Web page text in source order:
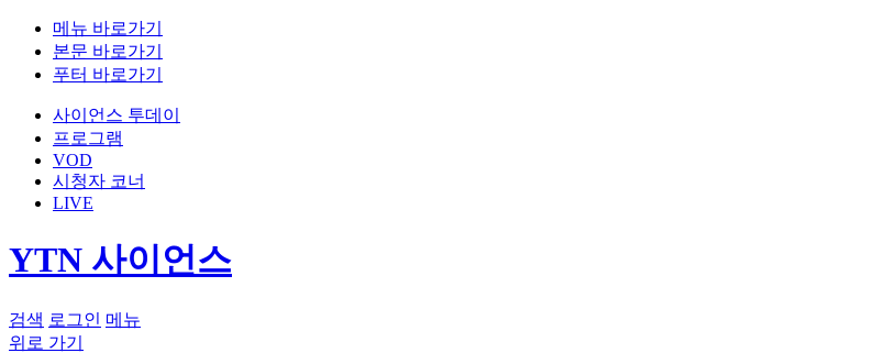
메뉴 바로가기
본문 바로가기
푸터 바로가기
사이언스 투데이
프로그램
VOD
시청자 코너
LIVE
YTN 사이언스
검색 로그인 메뉴
위로 가기